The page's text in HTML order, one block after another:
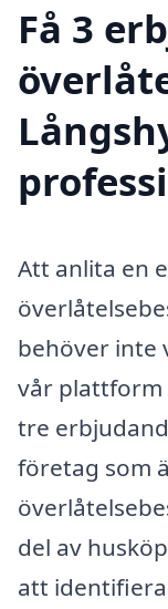
Få 3
Att anlita en
behöver inte
vår plattform
tre
företag som
del av
att